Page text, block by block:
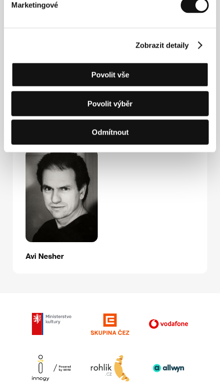
Marketingové
Zobrazit detaily
Povolit vše
Povolit výběr
Odmítnout
Izrael
E-mail:lilach@unitedk.co.il
Avi Nesher